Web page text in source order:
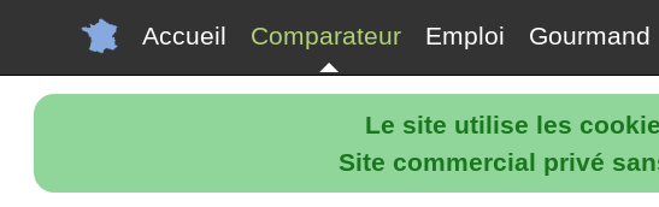
Le site utilise les
Site commercial privé
Accueil Comparateur Emploi Gourmand